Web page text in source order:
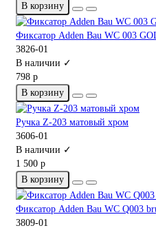
В корзину
Фиксатор Adden Bau WC 003
3826-01
В наличии ✓
798 р
В корзину
Ручка Z-203 матовый хром
3606-01
В наличии ✓
1 500 р
В корзину
Фиксатор Adden Bau WC Q003
3809-01